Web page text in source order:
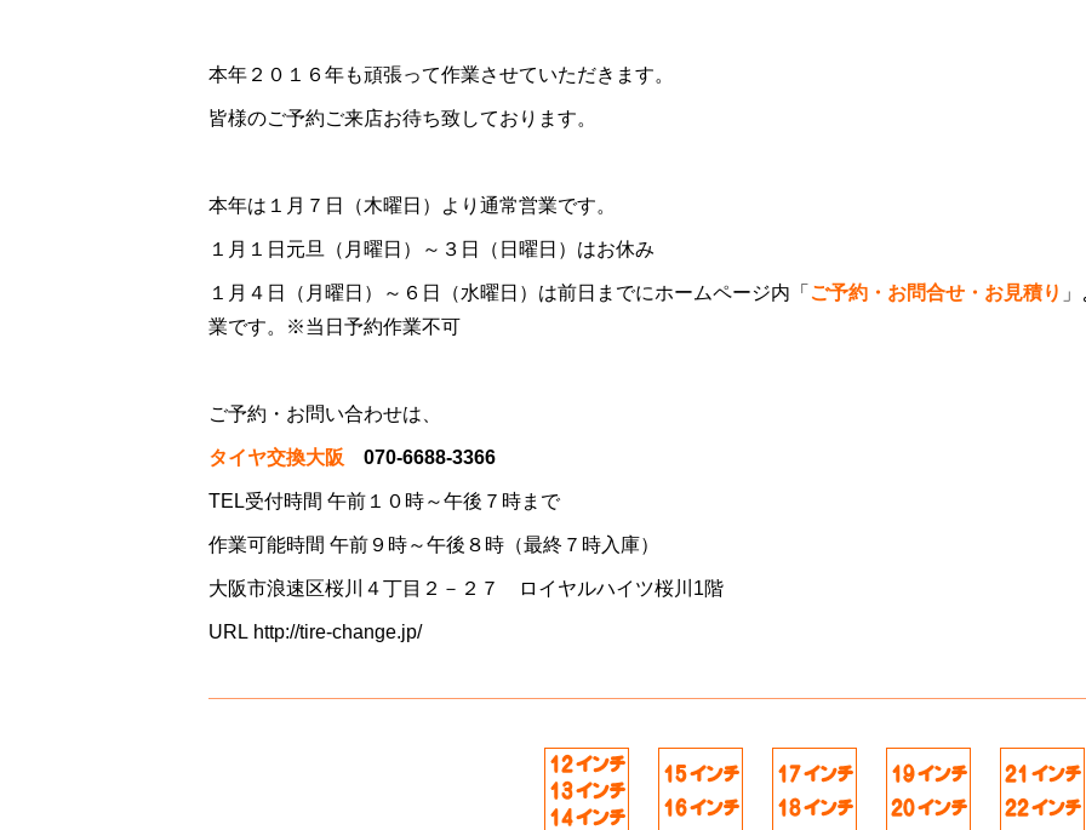
本年２０１６年も頑張って作業させていただきます。
皆様のご予約ご来店お待ち致しております。
本年は１月７日（木曜日）より通常営業です。
１月１日元旦（月曜日）～３日（日曜日）はお休み
１月４日（月曜日）～６日（水曜日）は前日までにホームページ内「 ご予約・お問合せ・お見積り
業です。※当日予約作業不可
ご予約・お問い合わせは、
タイヤ交換大阪 070-6688-3366
TEL受付時間 午前１０時～午後７時まで
作業可能時間 午前９時～午後８時（最終７時入庫）
大阪市浪速区桜川４丁目２－２７ ロイヤルハイツ桜川1階
URL http://tire-change.jp/